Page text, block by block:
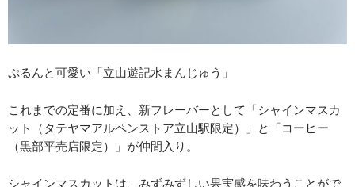
ぷるんと可愛い「立山遊記水まんじゅう」
これまでの定番に加え、新フレーバーとして「シャインマスカ
ット（タテヤマアルペンストア立山駅限定）」と「コーヒー
（黒部平売店限定）」が仲間入り。
シャインマスカットは、みずみずしい果実感を味わうことがで